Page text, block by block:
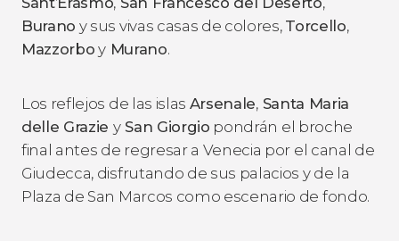
Burano y sus vivas casas de colores, Torcello,
Mazzorbo yMurano.
Los reflejos de las islas Arsenale,Santa Maria
delle Grazie ySan Giorgio pondrán el broche
final antes de regresar a Venecia por el canal de
Giudecca, disfrutando de sus palacios y de la
Plaza de San Marcos como escenario de fondo.